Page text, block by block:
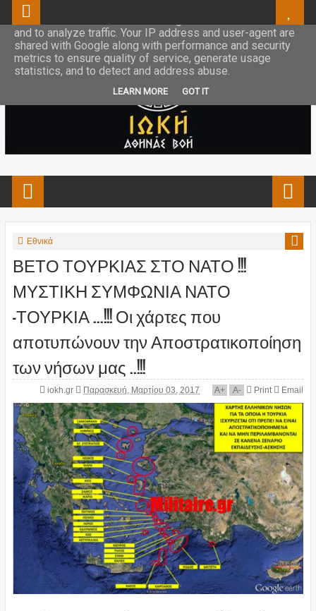
Εθνικά
ΒΕΤΟ ΤΟΥΡΚΙΑΣ ΣΤΟ ΝΑΤΟ !!!
ΜΥΣΤΙΚΗ ΣΥΜΦΩΝΙΑ ΝΑΤΟ
-ΤΟΥΡΚΙΑ ...!!! Οι χάρτες που
αποτυπώνουν την Αποστρατικοποίηση
των νήσων μας ..!!!
iokh.gr Παρασκευή, Μαρτίου 03, 2017 A+ A- Print Email
This site uses cookies from Google to deliver its services
and to analyze traffic. Your IP address and user-agent are
shared with Google along with performance and security
metrics to ensure quality of service, generate usage
statistics, and to detect and address abuse.
LEARN MORE GOT IT